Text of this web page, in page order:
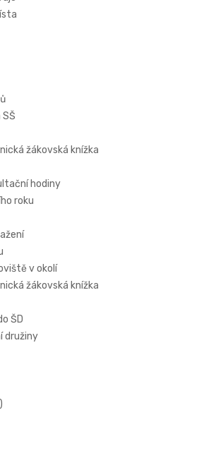
žákovská knížka
hodiny
roku
v okolí
žákovská knížka
ŠD
družiny